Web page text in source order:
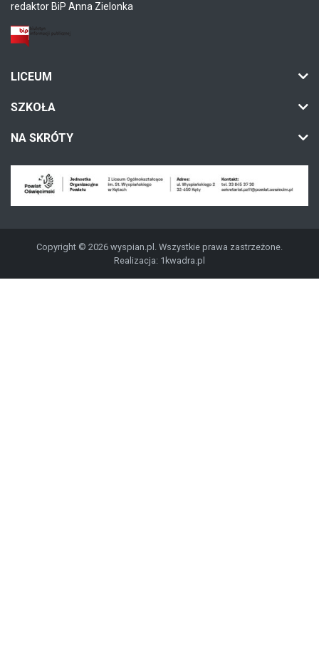
redaktor BiP Anna Zielonka
LICEUM
SZKOŁA
NA SKRÓTY
Copyright © 2026 wyspian.pl. Wszystkie prawa zastrzeżone.
Realizacja: 1kwadra.pl